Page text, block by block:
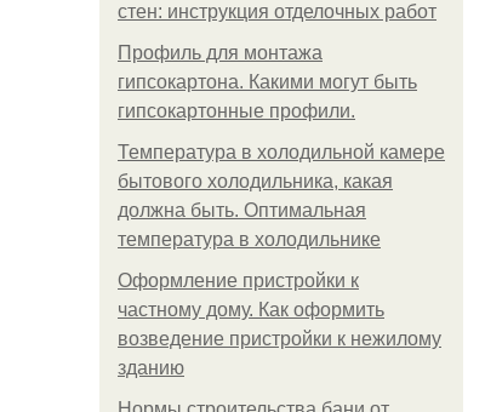
стен: инструкция отделочных работ
Профиль для монтажа
гипсокартона. Какими могут быть
гипсокартонные профили.
Температура в холодильной камере
бытового холодильника, какая
должна быть. Оптимальная
температура в холодильнике
Оформление пристройки к
частному дому. Как оформить
возведение пристройки к нежилому
зданию